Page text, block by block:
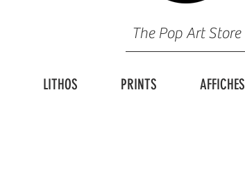
The Pop Art Store
LITHOS PRINTS AFFICHES